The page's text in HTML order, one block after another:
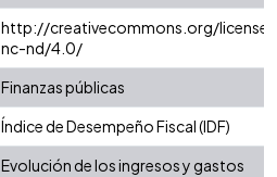
http://creativecommons.org/
nc-nd/4.0/
Finanzas públicas
Índice de Desempeño Fiscal (IDF)
Evolución de los ingresos y gastos